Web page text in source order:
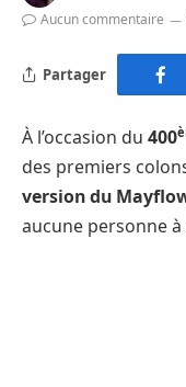
Aucun commentaire
Partager
À l’occasion du 400
des premiers
version du
aucune personne